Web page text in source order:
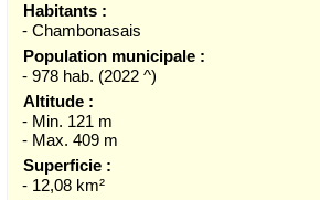
Habitants :
- Chambonasais
Population municipale :
- 978 hab. (2022 ^)
Altitude :
- Min. 121 m
- Max. 409 m
Superficie :
- 12,08 km²